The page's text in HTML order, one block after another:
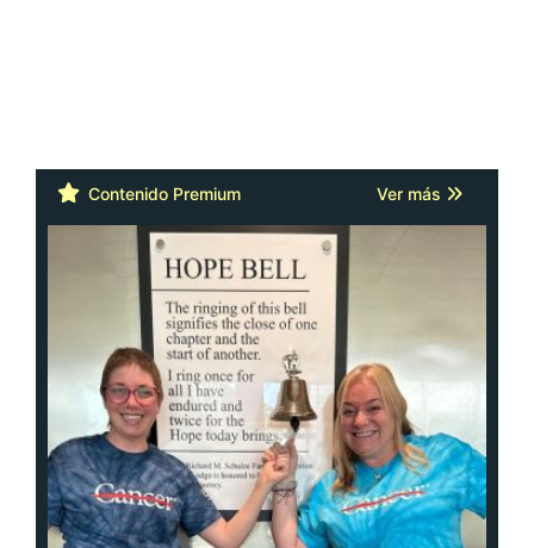
Contenido Premium Ver más